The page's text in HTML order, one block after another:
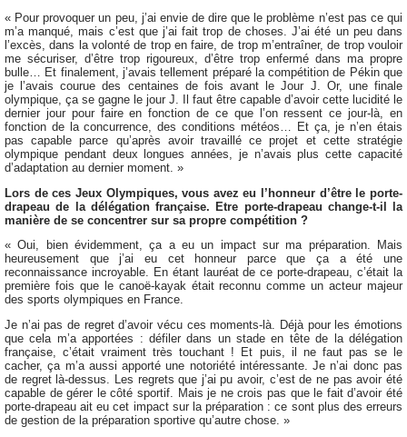
« Pour provoquer un peu, j’ai envie de dire que le problème n’est pas ce qui
m’a manqué, mais c’est que j’ai fait trop de choses. J’ai été un peu dans
l’excès, dans la volonté de trop en faire, de trop m’entraîner, de trop vouloir
me sécuriser, d’être trop rigoureux, d’être trop enfermé dans ma propre
bulle… Et finalement, j’avais tellement préparé la compétition de Pékin que
je l’avais courue des centaines de fois avant le Jour J. Or, une finale
olympique, ça se gagne le jour J. Il faut être capable d’avoir cette lucidité le
dernier jour pour faire en fonction de ce que l’on ressent ce jour-là, en
fonction de la concurrence, des conditions météos… Et ça, je n’en étais
pas capable parce qu’après avoir travaillé ce projet et cette stratégie
olympique pendant deux longues années, je n’avais plus cette capacité
d’adaptation au dernier moment. »
Lors de ces Jeux Olympiques, vous avez eu l’honneur d’être le porte-
drapeau de la délégation française. Etre porte-drapeau change-t-il la
manière de se concentrer sur sa propre compétition ?
« Oui, bien évidemment, ça a eu un impact sur ma préparation. Mais
heureusement que j’ai eu cet honneur parce que ça a été une
reconnaissance incroyable. En étant lauréat de ce porte-drapeau, c’était la
première fois que le canoë-kayak était reconnu comme un acteur majeur
des sports olympiques en France.
Je n’ai pas de regret d’avoir vécu ces moments-là. Déjà pour les émotions
que cela m’a apportées : défiler dans un stade en tête de la délégation
française, c’était vraiment très touchant ! Et puis, il ne faut pas se le
cacher, ça m’a aussi apporté une notoriété intéressante. Je n’ai donc pas
de regret là-dessus. Les regrets que j’ai pu avoir, c’est de ne pas avoir été
capable de gérer le côté sportif. Mais je ne crois pas que le fait d’avoir été
porte-drapeau ait eu cet impact sur la préparation : ce sont plus des erreurs
de gestion de la préparation sportive qu’autre chose. »